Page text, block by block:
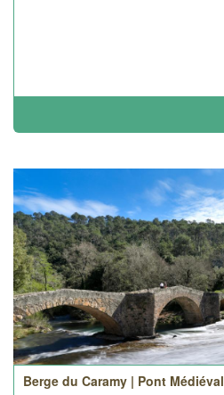
Berge du Caramy | Pont Médiéval